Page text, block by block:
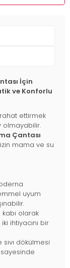
İçin
ve Konforlu
ettirmek
olmayabilir.
Çantası
mama ve su
uyum
olarak
ihtiyacını bir
dökülmesi
sayesinde